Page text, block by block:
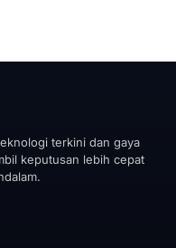
terkini dan gaya
keputusan lebih cepat